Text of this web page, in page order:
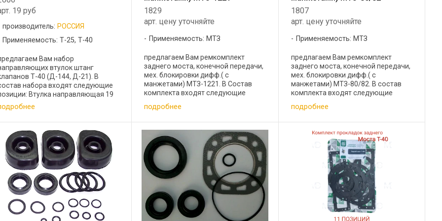
19 руб
производитель: РОССИЯ
Применяемость: Т-25, Т-40
Вам набор
втулок штанг
Т-40 (Д-144, Д-21). В
набора входят следующие
Втулка направляющая 19
1829
арт. цену уточняйте
Применяемость: МТЗ
предлагаем Вам ремкомплект
заднего моста, конечной передачи,
мех. блокировки дифф.( с
манжетами) МТЗ-1221. В Состав
комплекта входят следующие
позиции 1 кольцо уплотнительное
резиновое ГОСТ 9833-73 4 2 кольцо
9833-73 2 ...
подробнее
1807
арт. цену уточняйте
Применяемость: МТЗ
предлагаем Вам ремкомплект
заднего моста, конечной передачи,
мех. блокировки дифф.( с
манжетами) МТЗ-80/82. В состав
комплекта входят следующие
позиции: 1 Кольцо защитное мех.
блок. дифференц. (полиамид) 1 шт 2
подробнее